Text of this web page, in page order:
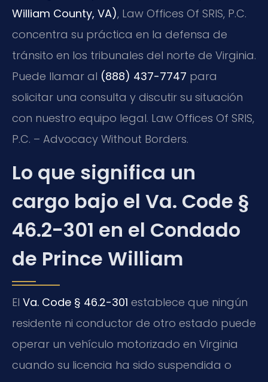
William County, VA), Law Offices Of SRIS, P.C.
concentra su práctica en la defensa de
tránsito en los tribunales del norte de Virginia.
Puede llamar al (888) 437-7747 para
solicitar una consulta y discutir su situación
con nuestro equipo legal. Law Offices Of SRIS,
P.C. – Advocacy Without Borders.
Lo que significa un
cargo bajo el Va. Code §
46.2-301 en el Condado
de Prince William
El Va. Code § 46.2-301 establece que ningún
residente ni conductor de otro estado puede
operar un vehículo motorizado en Virginia
cuando su licencia ha sido suspendida o